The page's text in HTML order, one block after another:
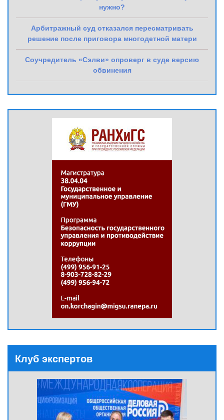
нужно?
Арбитражный суд отказался пересматривать
решение после приговора многодетной матери
Соучредитель «Сэлви» опроверг в суде версию
обвинения
Клуб экспертов